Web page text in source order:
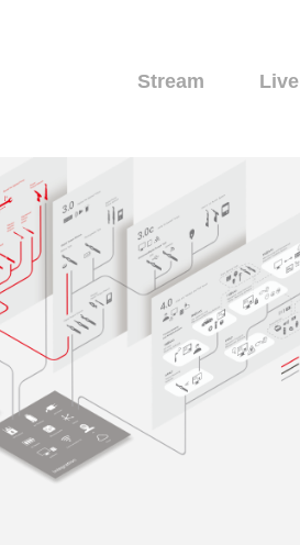
Stream Live